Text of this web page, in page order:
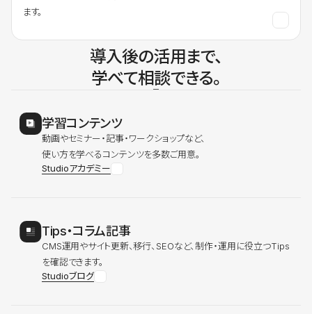
ます。
導入後の活用まで、
学べて相談できる。
学習コンテンツ
動画やセミナー・記事・ワークショップなど、
使い方を学べるコンテンツを多数ご用意。
Studioアカデミー
Tips・コラム記事
CMS運用やサイト更新、移行、SEOなど、制作・運用に役立つTips
を確認できます。
Studioブログ